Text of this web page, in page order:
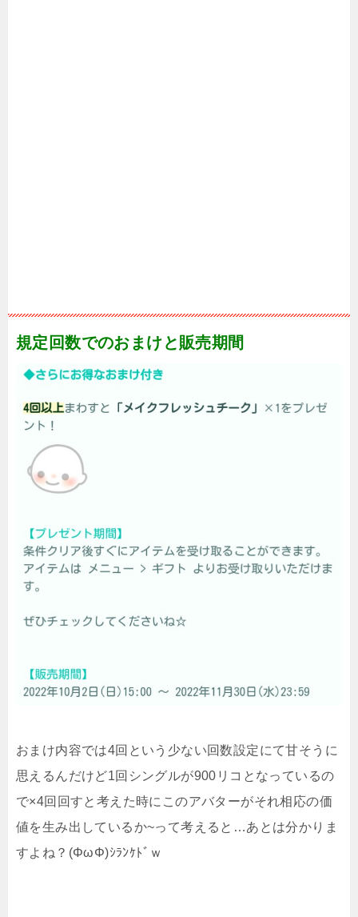
規定回数でのおまけと販売期間
おまけ内容では4回という少ない回数設定にて甘そうに
思えるんだけど1回シングルが900リコとなっているの
で×4回回すと考えた時にこのアバターがそれ相応の価
値を生み出しているか~って考えると…あとは分かりま
すよね？(ΦωΦ)ｼﾗﾝｹﾄﾞｗ